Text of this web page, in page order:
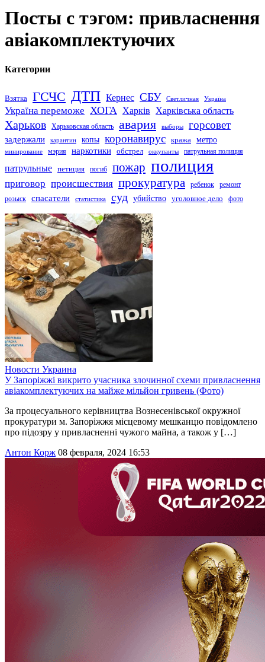
Посты с тэгом: привласнення
авіакомплектуючих
Категории
Взятка ГСЧС ДТП Кернес СБУ Светличная Україна
Україна переможе ХОГА Харків Харківська область
Харьков Харьковская область авария выборы горсовет
задержали карантин копы коронавирус кража метро
минирование мэрия наркотики обстрел оккупанты патрульная полиция
патрульные петиция погиб пожар полиция
приговор происшествия прокуратура ребенок
ремонт
розыск
спасатели статистика суд убийство уголовное дело фото
Новости Украина
У Запоріжжі викрито учасника злочинної схеми привласнення
авіакомплектуючих на майже мільйон гривень (Фото)
За процесуального керівництва Вознесенівської окружної
прокуратури м. Запоріжжя місцевому мешканцю повідомлено
про підозру у привласненні чужого майна, а також у […]
Антон Корж 08 февраля, 2024 16:53